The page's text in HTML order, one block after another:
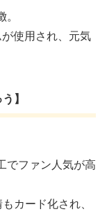
使用され、元気
】
でファン人気が高
カード化され、